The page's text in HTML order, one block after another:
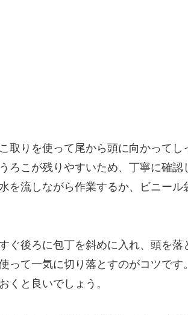
取りを使って尾から頭に向かってし
ろこが残りやすいため、丁寧に確認
を流しながら作業するか、ビニール
ぐ後ろに包丁を斜めに入れ、頭を落
って一気に切り落とすのがコツです
くと良いでしょう。